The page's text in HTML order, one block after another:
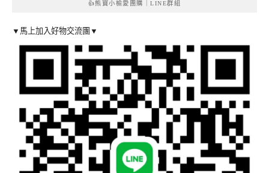
👍熊寶小榆愛團購｜LINE群組
▼馬上加入好物交流團▼